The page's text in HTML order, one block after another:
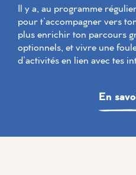
Il y a, au programme
pour t’accompagner vers
plus enrichir ton parcours
optionnels, et vivre une
d’activités en lien avec tes
En